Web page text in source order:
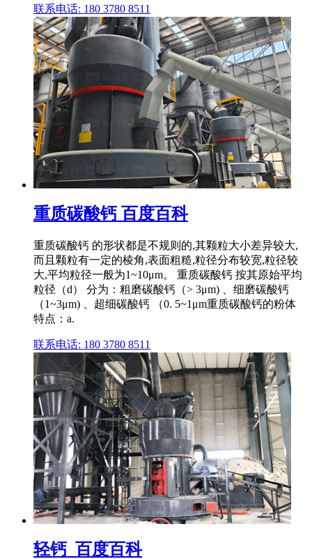
联系电话: 180 3780 8511
重质碳酸钙 百度百科
重质碳酸钙 的形状都是不规则的,其颗粒大小差异较大,
而且颗粒有一定的棱角,表面粗糙,粒径分布较宽,粒径较
大,平均粒径一般为1~10μm。 重质碳酸钙 按其原始平均
粒径（d） 分为：粗磨碳酸钙（> 3μm) 、细磨碳酸钙
（1~3μm) 、超细碳酸钙 （0. 5~1μm重质碳酸钙的粉体
特点：a.
联系电话: 180 3780 8511
轻钙_百度百科